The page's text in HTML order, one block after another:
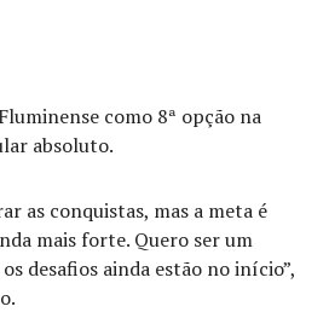
como 8ª opção na
absoluto.
as conquistas, mas a meta é
mais forte. Quero ser um
desafios ainda estão no início”,